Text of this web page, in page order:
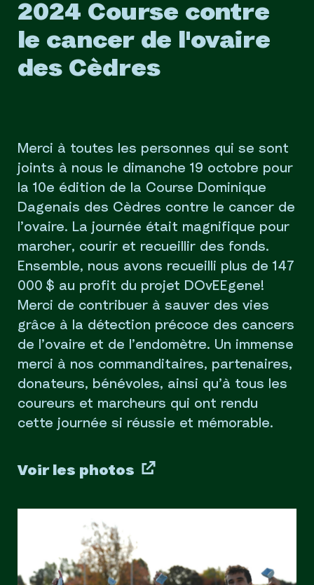
2024 Course contre
le cancer de l'ovaire
des Cèdres
Merci à toutes les personnes qui se sont
joints à nous le dimanche 19 octobre pour
la 10e édition de la Course Dominique
Dagenais des Cèdres contre le cancer de
l’ovaire. La journée était magnifique pour
marcher, courir et recueillir des fonds.
Ensemble, nous avons recueilli plus de 147
000 $ au profit du projet DOvEEgene!
Merci de contribuer à sauver des vies
grâce à la détection précoce des cancers
de l’ovaire et de l’endomètre. Un immense
merci à nos commanditaires, partenaires,
donateurs, bénévoles, ainsi qu’à tous les
coureurs et marcheurs qui ont rendu
cette journée si réussie et mémorable.
Voir les photos